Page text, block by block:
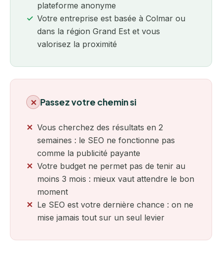
plateforme anonyme
Votre entreprise est basée à Colmar ou
dans la région Grand Est et vous
valorisez la proximité
✕ Passez votre chemin si
Vous cherchez des résultats en 2
semaines : le SEO ne fonctionne pas
comme la publicité payante
Votre budget ne permet pas de tenir au
moins 3 mois : mieux vaut attendre le bon
moment
Le SEO est votre dernière chance : on ne
mise jamais tout sur un seul levier